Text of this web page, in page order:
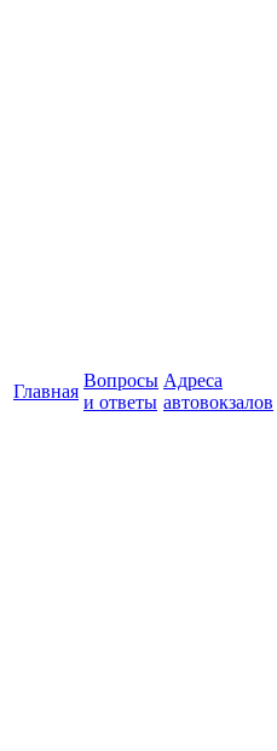
Главная
Вопросы
и ответы
Адреса
автовокзалов